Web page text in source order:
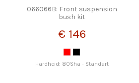
066066B: Front suspension
bush kit
€ 146
Hardheid: 80Sha - Standart